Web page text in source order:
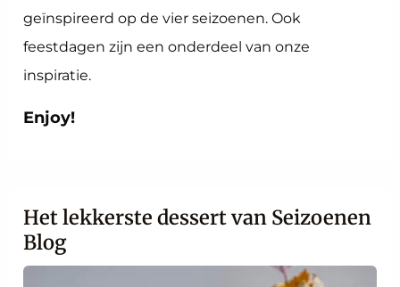
geïnspireerd op de vier seizoenen. Ook
feestdagen zijn een onderdeel van onze
inspiratie.
Enjoy!
Het lekkerste dessert van Seizoenen
Blog